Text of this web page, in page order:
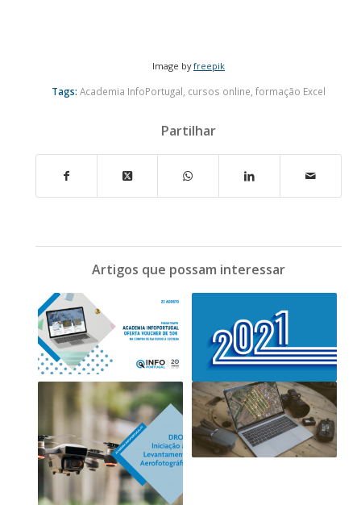
Image byfreepik
Tags: Academia InfoPortugal cursos online formação Excel
Partilhar
Artigos que possam interessar